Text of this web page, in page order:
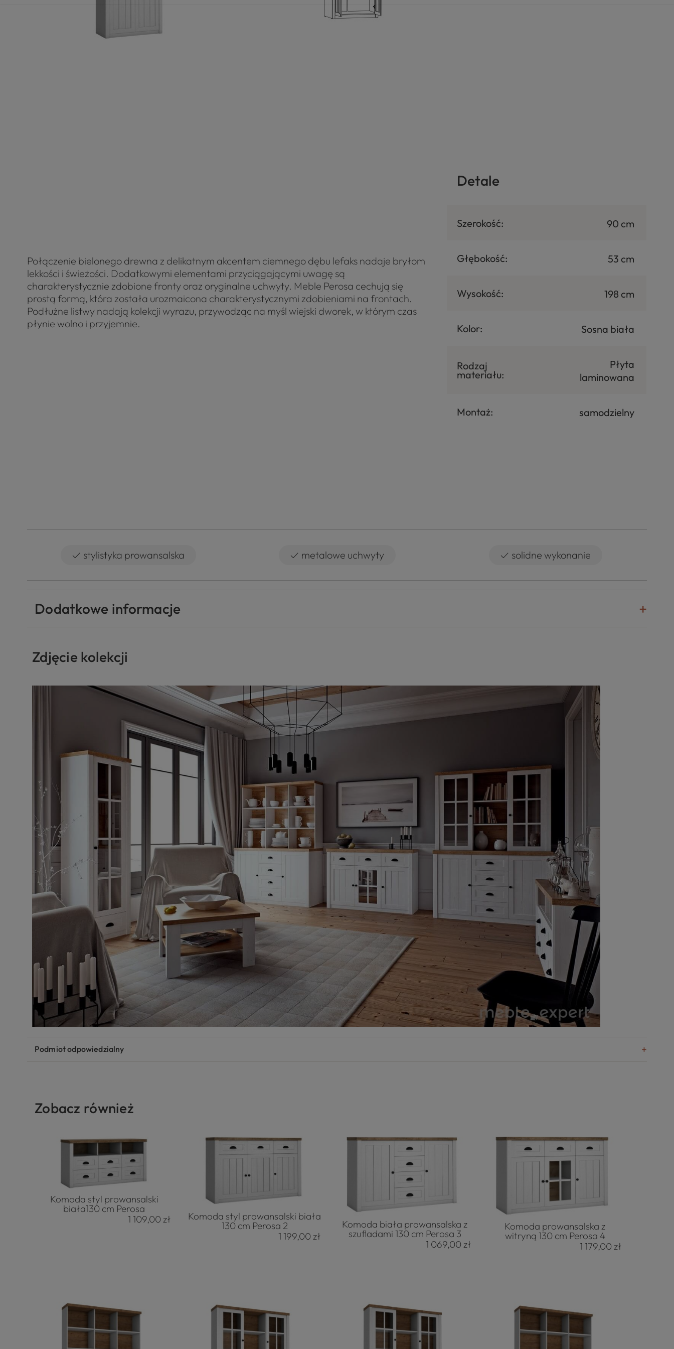
Połączenie bielonego drewna z delikatnym akcentem ciemnego dębu lefaks nadaje bryłom
lekkości i świeżości. Dodatkowymi elementami przyciągającymi uwagę są
charakterystycznie zdobione fronty oraz oryginalne uchwyty. Meble Perosa cechują się
prostą formą, która została urozmaicona charakterystycznymi zdobieniami na frontach.
Podłużne listwy nadają kolekcji wyrazu, przywodząc na myśl wiejski dworek, w którym czas
płynie wolno i przyjemnie.
Detale
Szerokość: 90 cm
Głębokość: 53 cm
Wysokość: 198 cm
Kolor: Sosna biała
Rodzaj
materiału:
Płyta
laminowana
Montaż: samodzielny
✓ stylistyka prowansalska ✓ metalowe uchwyty ✓ solidne wykonanie
Dodatkowe informacje
Zdjęcie kolekcji
Podmiot odpowiedzialny
Zobacz również
Komoda styl prowansalski
biała130 cm Perosa
1 109,00 zł
Komoda styl prowansalski biała
130 cm Perosa 2
1 199,00 zł
Komoda biała prowansalska z
szufladami 130 cm Perosa 3
1 069,00 zł
Komoda prowansalska z
witryną 130 cm Perosa 4
1 179,00 zł